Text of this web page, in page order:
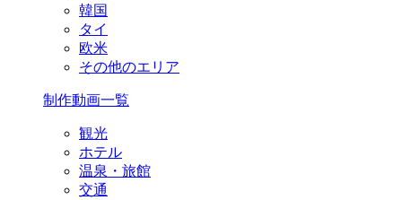
韓国
タイ
欧米
その他のエリア
制作動画一覧
観光
ホテル
温泉・旅館
交通